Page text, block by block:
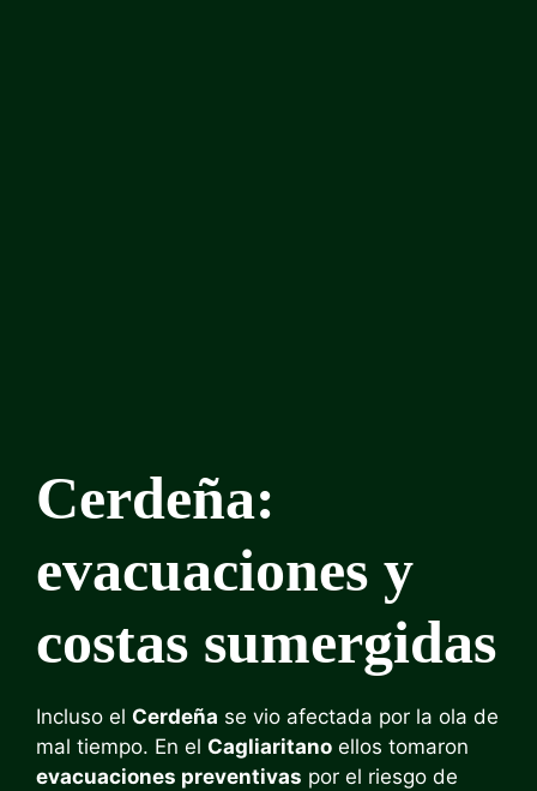
Cerdeña:
evacuaciones y
costas sumergidas
Incluso el Cerdeña se vio afectada por la ola de
mal tiempo. En el Cagliaritano ellos tomaron
evacuaciones preventivas por el riesgo de